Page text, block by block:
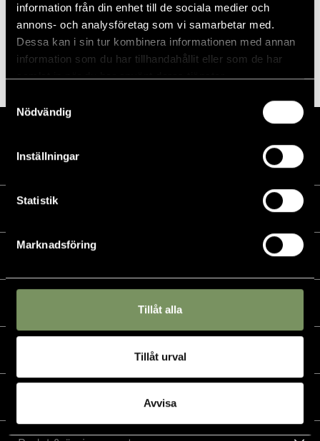
information från din enhet till de sociala medier och
annons- och analysföretag som vi samarbetar med.
Dessa kan i sin tur kombinera informationen med annan
information som du har tillhandahållit eller som de har
samlat in när du har använt deras tjänster.
Nödvändig
Inställningar
Statistik
Marknadsföring
Tillåt alla
Tillåt urval
Avvisa
PLATS
Kalender